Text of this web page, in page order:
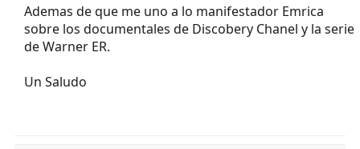
Ademas de que me uno a lo manifestador Emrica
sobre los documentales de Discobery Chanel y la serie
de Warner ER.
Un Saludo